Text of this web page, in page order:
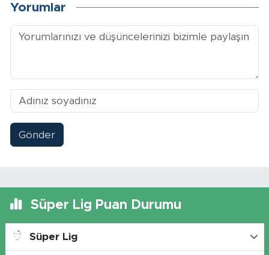
Yorumlar
Gönder
Süper Lig Puan Durumu
Süper Lig